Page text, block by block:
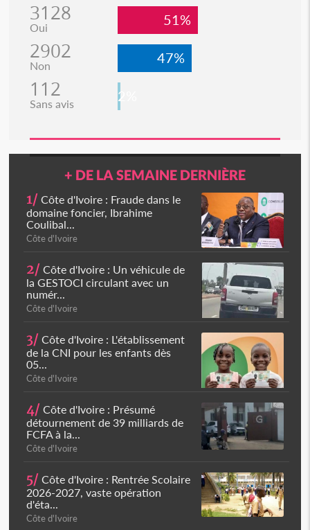
3128
Oui 51%
2902
Non 47%
112
Sans avis 2%
+ DE LA SEMAINE DERNIÈRE
1/ Côte d'Ivoire : Fraude dans le
domaine foncier, Ibrahime
Coulibal...
Côte d'Ivoire
2/ Côte d'Ivoire : Un véhicule de
la GESTOCI circulant avec un
numér...
Côte d'Ivoire
3/ Côte d'Ivoire : L'établissement
de la CNI pour les enfants dès
05...
Côte d'Ivoire
4/ Côte d'Ivoire : Présumé
détournement de 39 milliards de
FCFA à la...
Côte d'Ivoire
5/ Côte d'Ivoire : Rentrée Scolaire
2026-2027, vaste opération
d'éta...
Côte d'Ivoire